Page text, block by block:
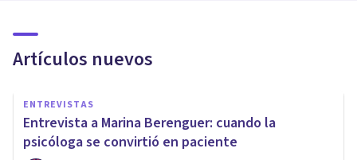
Artículos nuevos
ENTREVISTAS
Entrevista a Marina Berenguer: cuando la
psicóloga se convirtió en paciente